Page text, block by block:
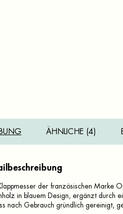
ÄHNLICHE (4)
der französischen Marke
in blauem Design, ergänzt durch
nach Gebrauch gründlich gereinigt,